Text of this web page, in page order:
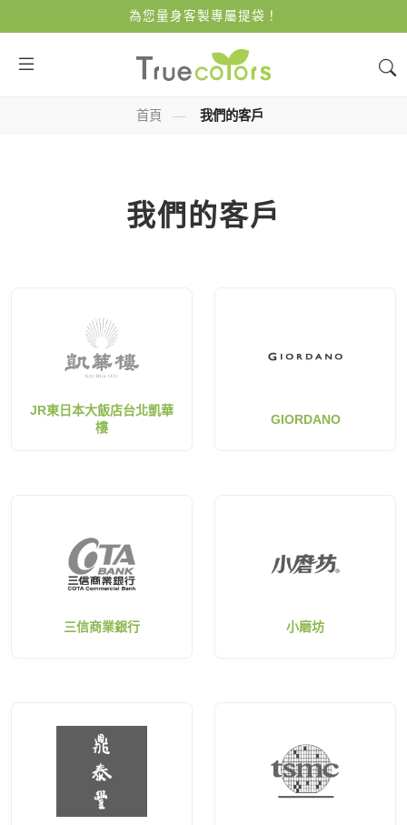
為您量身客製專屬提袋！
首頁 — 我們的客戶
我們的客戶
JR東日本大飯店台北凱華
樓
GIORDANO
三信商業銀行 小磨坊